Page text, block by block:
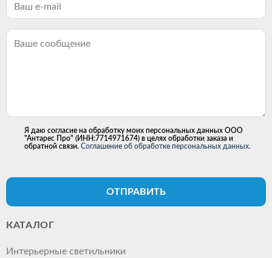
Я даю согласие на обработку моих персональных данных ООО
"Антарес Про" (ИНН:7714971674) в целях обработки заказа и
обратной связи. Соглашение об обработке персональных данных.
ОТПРАВИТЬ
КАТАЛОГ
Интерьерные светильники